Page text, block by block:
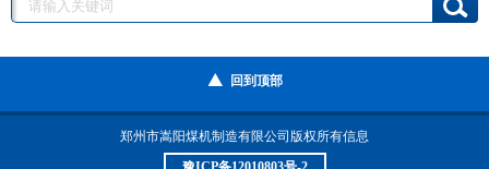
回到顶部
郑州市嵩阳煤机制造有限公司 版权所有信息